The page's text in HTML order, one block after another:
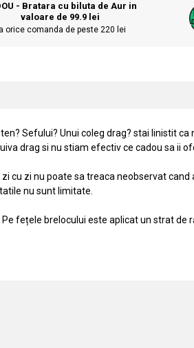
- Bratara cu biluta de Aur in
valoare de 99.9 lei
orice comanda de peste 220 lei
Sefului? Unui coleg drag? stai linistit ca
drag si nu stiam efectiv ce cadou sa ii
cu zi nu poate sa treaca neobservat
nu sunt limitate.
fețele brelocului este aplicat un strat